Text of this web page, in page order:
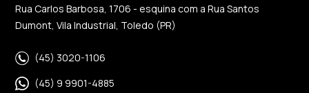
Rua Carlos Barbosa, 1706 - esquina com a Rua Santos
Dumont, Vila Industrial, Toledo (PR)
(45) 3020-1106
(45) 9 9901-4885